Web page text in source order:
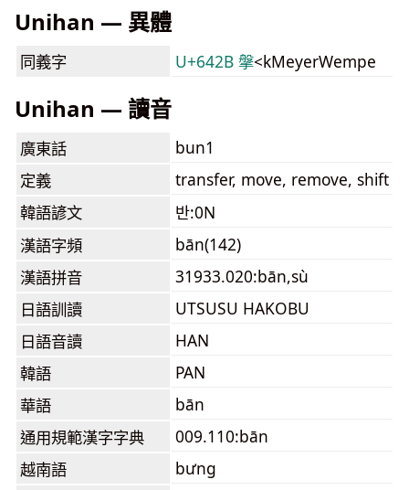
Unihan — 異體
同義字 U+642B 搫<kMeyerWempe
Unihan — 讀音
廣東話
bun1
定義
transfer, move, remove, shift
韓語諺文
반:0N
漢語字頻
bān(142)
漢語拼音
31933.020:bān,sù
日語訓讀
UTSUSU HAKOBU
日語音讀
HAN
韓語
PAN
華語
bān
通用規範漢字字典
009.110:bān
越南語
bưng